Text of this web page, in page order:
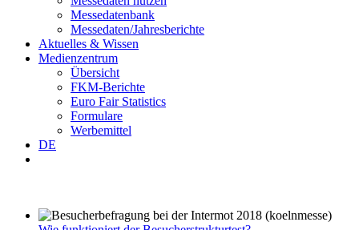
Messedatenbank
Messedaten/Jahresberichte
Aktuelles & Wissen
Medienzentrum
Übersicht
FKM-Berichte
Euro Fair Statistics
Formulare
Werbemittel
DE